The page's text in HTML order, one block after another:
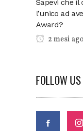
Sapevi che il
l’unico ad
Award?
2 mesi ago
FOLLOW